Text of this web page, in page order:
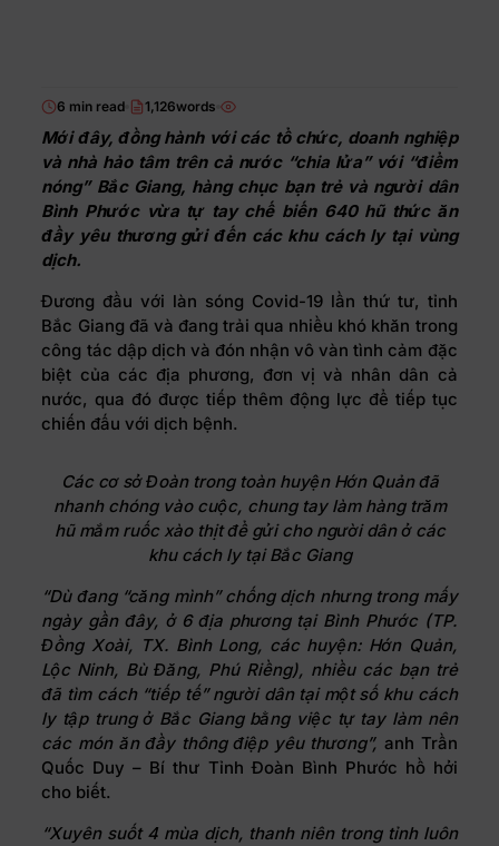
6 min read 1,126words
Mớiđây, đồng hành với các tổ chức, doanh nghiệp
và nhà hảo tâm trên cả nước “chia lửa” với “điểm
nóng” Bắc Giang, hàng chục bạn trẻ và người dân
Bình Phước vừa tự tay chếbiến 640 hũ thức ăn
đầy yêuthương gửi đến các khu cách ly tại vùng
dịch.
Đương đầu với làn sóng Covid-19 lần thứ tư, tỉnh
Bắc Giang đã và đang trải qua nhiều khó khăn trong
công tác dập dịch và đón nhận vô vàn tình cảm đặc
biệt của các địa phương, đơn vị và nhân dân cả
nước, qua đó được tiếp thêm động lực để tiếp tục
chiến đấu với dịch bệnh.
Các cơ sở Đoàn trong toàn huyện Hớn Quản đã
nhanh chóng vào cuộc, chung tay làm hàng trăm
hũ mắm ruốc xào thịt để gửi cho người dân ở các
khu cách ly tại Bắc Giang
“Dù đang “căng mình” chống dịch nhưng trong mấy
ngày gần đây, ở 6 địa phương tại Bình Phước (TP.
Đồng Xoài, TX. Bình Long, các huyện: Hớn Quản,
Lộc Ninh, Bù Đăng, Phú Riềng), nhiều các bạn trẻ
đã tìm cách “tiếp tế” người dân tại một số khu cách
ly tập trung ở Bắc Giang bằng việc tự tay làm nên
các món ăn đầy thông điệp yêu thương”, anh Trần
Quốc Duy – Bí thư Tỉnh Đoàn Bình Phước hồ hởi
cho biết.
“Xuyên suốt 4 mùa dịch, thanh niên trong tỉnh luôn